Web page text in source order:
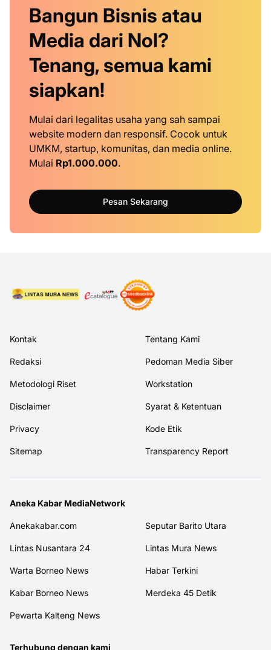
Bangun Bisnis atau
Media dari Nol?
Tenang, semua kami
siapkan!
Mulai dari legalitas usaha yang sah sampai
website modern dan responsif. Cocok untuk
UMKM, startup, komunitas, dan media online.
Mulai Rp1.000.000.
Pesan Sekarang
Kontak Tentang Kami
Redaksi Pedoman Media Siber
Metodologi Riset Workstation
Disclaimer Syarat & Ketentuan
Privacy Kode Etik
Sitemap Transparency Report
Aneka Kabar MediaNetwork
Anekakabar.com Seputar Barito Utara
Lintas Nusantara 24 Lintas Mura News
Warta Borneo News Habar Terkini
Kabar Borneo News Merdeka 45 Detik
Pewarta Kalteng News
Terhubung dengan kami